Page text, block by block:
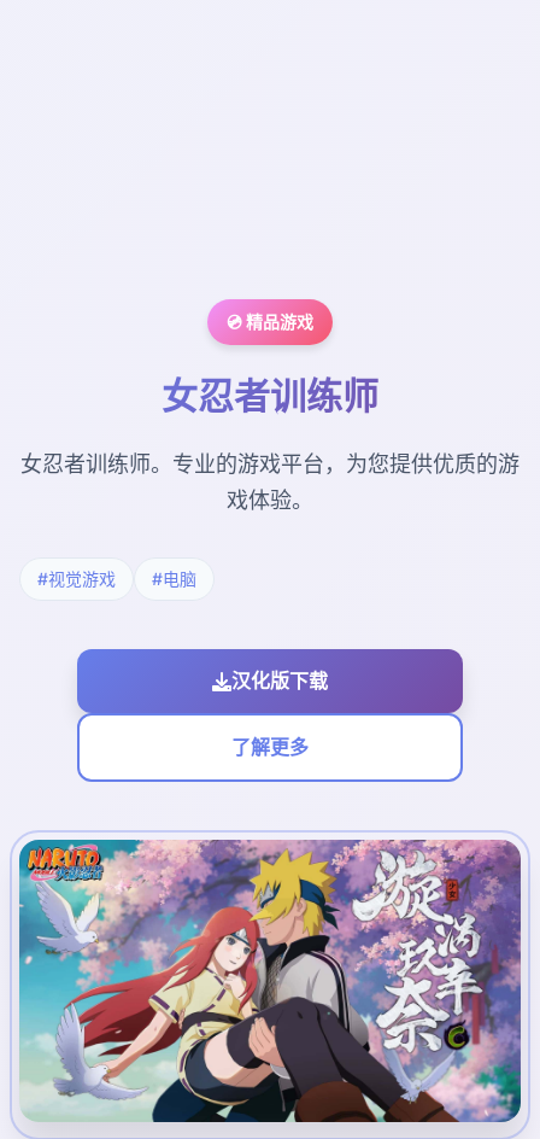
💿 精品游戏
女忍者训练师
女忍者训练师。专业的游戏平台，为您提供优质的游
戏体验。
#视觉游戏 #电脑
汉化版下载
了解更多